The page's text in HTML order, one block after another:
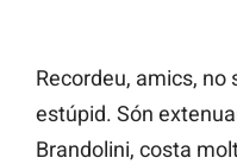
Recordeu, amics, no
estúpid. Són
Brandolini, costa